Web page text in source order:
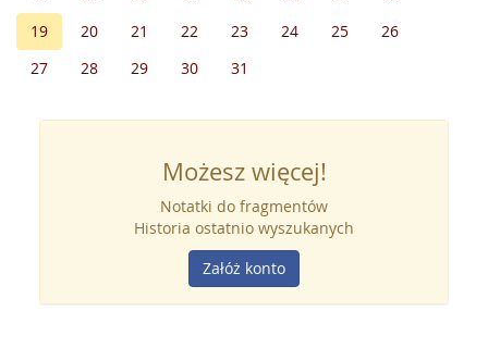
19
20 21 22 23 24 25
26
27
28 29 30 31
Możesz więcej!
Notatki do fragmentów
Historia ostatnio wyszukanych
Załóż konto